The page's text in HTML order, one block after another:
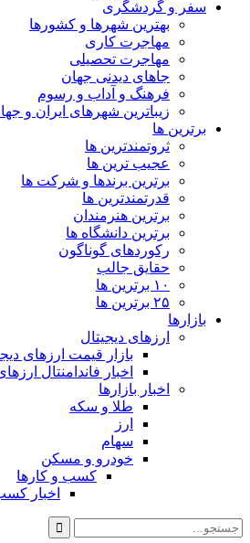
سفر و گردشگری
بهترین شهرها و کشورها
مهاجرت کاری
مهاجرت تحصیلی
جاهای دیدنی جهان
فرهنگ و آداب و رسوم
زیباترین شهرهای ایران و
برترین ها
ثروتمندترین ها
عجیب ترین ها
برترین برندها و شرکت ها
قدرتمندترین ها
برترین هنرمندان
برترین دانشگاه ها
رکوردهای گوناگون
حقایق جالب
۱۰ برترین ها
۲۵ برترین ها
بازارها
ارزهای دیجیتال
بازار قیمت ارزهای
اخبار فاندامنتال
اخبار بازارها
طلا و سکه
ارز
سهام
خودرو و مسکن
کسب و کارها
اخبار